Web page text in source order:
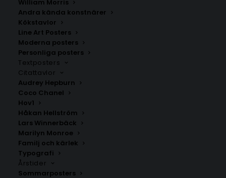
William Morris
Andra kända konstnärer
Kökstavlor
Line Art Posters
Moderna posters
Personliga posters
Textposters
Citattavlor
Audrey Hepburn
Coco Chanel
Hov1
Håkan Hellström
Lars Winnerbäck
Marilyn Monroe
Familj och kärlek
Typografi
Årstider
Sommarposters
touch i din inredning. Utforska våra kategorier och
skapa din egen stil med våra posters idag. Med snabb
leverans och prisvärda alternativ är vi din ultimata
destination för att förvandla ditt utrymme till något